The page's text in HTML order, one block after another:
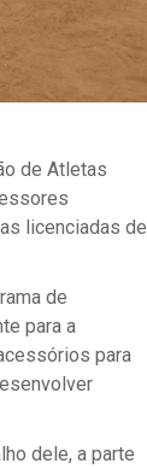
de Atletas
licenciadas de
de
para a
para
dele, a parte